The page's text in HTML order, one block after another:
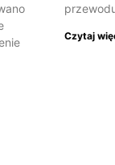
Czytaj